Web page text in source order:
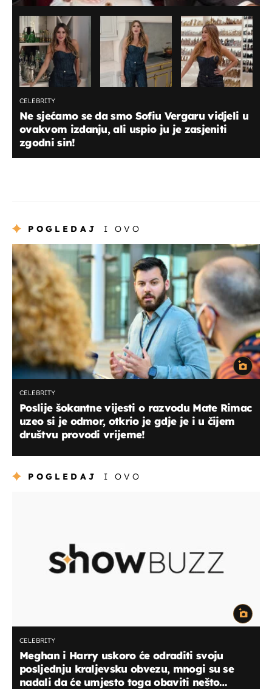
CELEBRITY
Ne sjećamo se da smo Sofiu Vergaru vidjeli u
ovakvom izdanju, ali uspio ju je zasjeniti
zgodni sin!
POGLEDAJ I OVO
CELEBRITY
Poslije šokantne vijesti o razvodu Mate Rimac
uzeo si je odmor, otkrio je gdje je i u čijem
društvu provodi vrijeme!
POGLEDAJ I OVO
CELEBRITY
Meghan i Harry uskoro će odraditi svoju
posljednju kraljevsku obvezu, mnogi su se
nadali da će umjesto toga obaviti nešto